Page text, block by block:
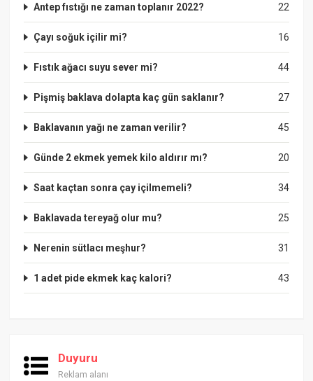
22
Antep fıstığı ne zaman toplanır 2022?
16
Çayı soğuk içilir mi?
44
Fıstık ağacı suyu sever mi?
27
Pişmiş baklava dolapta kaç gün saklanır?
45
Baklavanın yağı ne zaman verilir?
20
Günde 2 ekmek yemek kilo aldırır mı?
34
Saat kaçtan sonra çay içilmemeli?
25
Baklavada tereyağ olur mu?
31
Nerenin sütlacı meşhur?
43
1 adet pide ekmek kaç kalori?
Duyuru
Reklam alanı